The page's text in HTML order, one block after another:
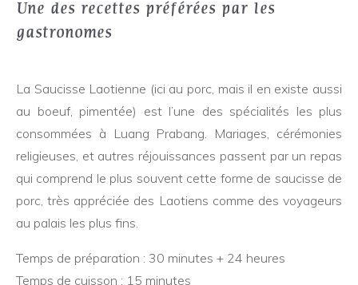
Une des recettes préférées par les
gastronomes
La Saucisse Laotienne (ici au porc, mais il en existe aussi
au boeuf, pimentée) est l’une des spécialités les plus
consommées à Luang Prabang. Mariages, cérémonies
religieuses, et autres réjouissances passent par un repas
qui comprend le plus souvent cette forme de saucisse de
porc, très appréciée des Laotiens comme des voyageurs
au palais les plus fins.
Temps de préparation : 30 minutes + 24 heures
Temps de cuisson : 15 minutes